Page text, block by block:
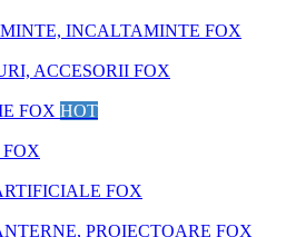
INCALTAMINTE FOX
ACCESORII FOX
FOX HOT
FOX
PROIECTOARE FOX